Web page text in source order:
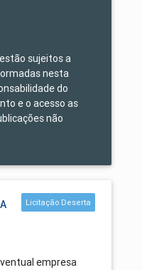
sujeitos a
nesta
do
e o acesso as
não
Licitação Deserta
empresa